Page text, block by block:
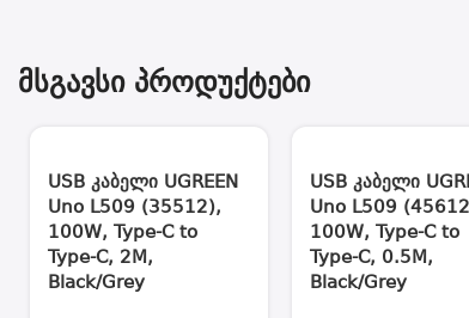
მსგავსი პროდუქტები
USB კაბელი UGREEN
Uno L509 (35512),
100W, Type-C to
Type-C, 2M,
Black/Grey
USB კაბელი
Uno L509
100W, Type-C to
Type-C, 0.5M,
Black/Grey